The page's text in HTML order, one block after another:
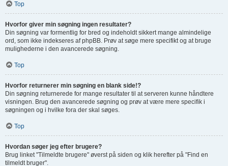
Top
Hvorfor giver min søgning ingen resultater?
Din søgning var formentlig for bred og indeholdt sikkert mange almindelige
ord, som ikke indekseres af phpBB. Prøv at søge mere specifikt og at bruge
mulighederne i den avancerede søgning.
Top
Hvorfor returnerer min søgning en blank side!?
Din søgning returnerede for mange resultater til at serveren kunne håndtere
visningen. Brug den avancerede søgning og prøv at være mere specifik i
søgningen og i hvilke fora der skal søges.
Top
Hvordan søger jeg efter brugere?
Brug linket "Tilmeldte brugere" øverst på siden og klik herefter på "Find en
tilmeldt bruger".